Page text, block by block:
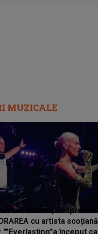
MUZICALE
van Buuren, despre
cu artista scoțiană
""Everlasting"a început ca